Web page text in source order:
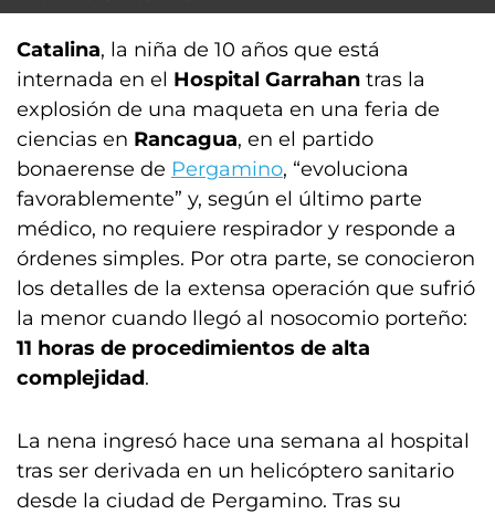
Catalina, la niña de 10 años que está
internada en el Hospital Garrahan tras la
explosión de una maqueta en una feria de
ciencias en Rancagua, en el partido
bonaerense de Pergamino, “evoluciona
favorablemente” y, según el último parte
médico, no requiere respirador y responde a
órdenes simples. Por otra parte, se conocieron
los detalles de la extensa operación que sufrió
la menor cuando llegó al nosocomio porteño:
11 horas de procedimientos de alta
complejidad.
La nena ingresó hace una semana al hospital
tras ser derivada en un helicóptero sanitario
desde la ciudad de Pergamino. Tras su